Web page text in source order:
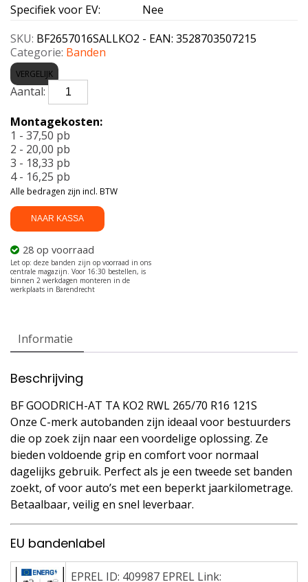
Specifiek voor EV:
Nee
SKU: BF2657016SALLKO2 - EAN: 3528703507215
Categorie: Banden
VERGELIJK
BF
GOODRICH-
TA
KO2
RWL
265/70
R16
121S
aantal
NAAR KASSA
28 op voorraad
Montagekosten:
1 - 37,50 pb
2 - 20,00 pb
3 - 18,33 pb
4 - 16,25 pb
Alle bedragen zijn incl. BTW
Informatie
Beschrijving
BF GOODRICH-AT TA KO2 RWL 265/70 R16 121S
Onze C-merk autobanden zijn ideaal voor bestuurders
die op zoek zijn naar een voordelige oplossing. Ze
bieden voldoende grip en comfort voor normaal
dagelijks gebruik. Perfect als je een tweede set banden
zoekt, of voor auto’s met een beperkt jaarkilometrage.
Betaalbaar, veilig en snel leverbaar.
EU bandenlabel
EPREL ID: 409987 EPREL Link: